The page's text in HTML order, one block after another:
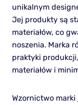
unikalnym
Jej produkty są
materiałów, co
noszenia. Marka
praktyki
materiałów i
Wzornictwo